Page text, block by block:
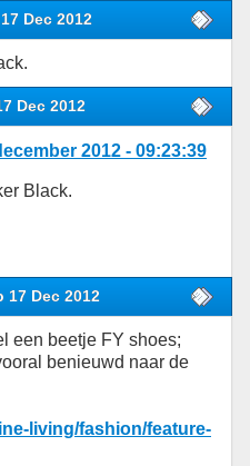
Dec 2012
Dec 2012
2012 - 09:23:39
Black.
17 Dec 2012
een beetje FY shoes;
benieuwd naar de
living/fashion/feature-